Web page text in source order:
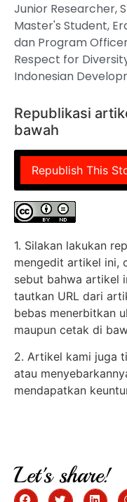
Junior Researcher,
Master's Student,
dan Program
Respect for
Indonesian
Republikasi
bawah
Republish This
1. Silakan lakukan
mengedit artikel ini,
sebut bahwa artikel
tautkan URL dari
bebas menerbitkan
maupun cetak di
2. Artikel kami juga
atau
mendapatkan
Let's share!